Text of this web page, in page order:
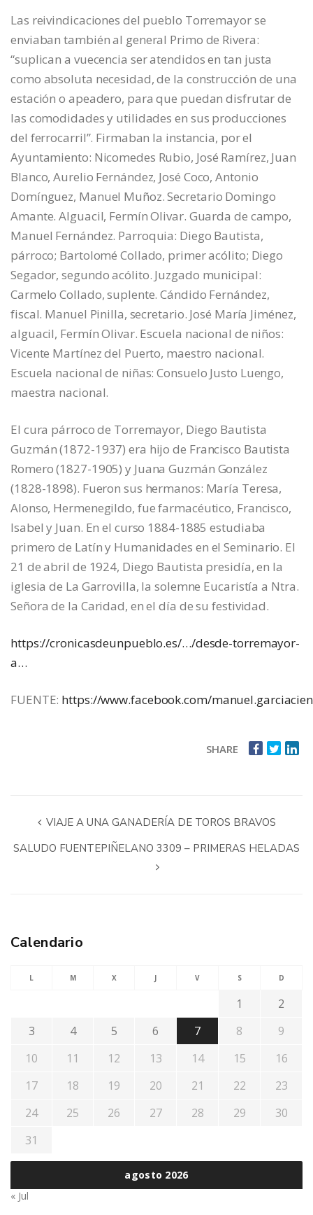
Las reivindicaciones del pueblo Torremayor se
enviaban también al general Primo de Rivera:
“suplican a vuecencia ser atendidos en tan justa
como absoluta necesidad, de la construcción de una
estación o apeadero, para que puedan disfrutar de
las comodidades y utilidades en sus producciones
del ferrocarril”. Firmaban la instancia, por el
Ayuntamiento: Nicomedes Rubio, José Ramírez, Juan
Blanco, Aurelio Fernández, José Coco, Antonio
Domínguez, Manuel Muñoz. Secretario Domingo
Amante. Alguacil, Fermín Olivar. Guarda de campo,
Manuel Fernández. Parroquia: Diego Bautista,
párroco; Bartolomé Collado, primer acólito; Diego
Segador, segundo acólito. Juzgado municipal:
Carmelo Collado, suplente. Cándido Fernández,
fiscal. Manuel Pinilla, secretario. José María Jiménez,
alguacil, Fermín Olivar. Escuela nacional de niños:
Vicente Martínez del Puerto, maestro nacional.
Escuela nacional de niñas: Consuelo Justo Luengo,
maestra nacional.
El cura párroco de Torremayor, Diego Bautista
Guzmán (1872-1937) era hijo de Francisco Bautista
Romero (1827-1905) y Juana Guzmán González
(1828-1898). Fueron sus hermanos: María Teresa,
Alonso, Hermenegildo, fue farmacéutico, Francisco,
Isabel y Juan. En el curso 1884-1885 estudiaba
primero de Latín y Humanidades en el Seminario. El
21 de abril de 1924, Diego Bautista presidía, en la
iglesia de La Garrovilla, la solemne Eucaristía a Ntra.
Señora de la Caridad, en el día de su festividad.
https://cronicasdeunpueblo.es/…/desde-torremayor-
a…
FUENTE: https://www.facebook.com/
SHARE
VIAJE A UNA GANADERÍA DE TOROS BRAVOS
SALUDO FUENTEPIÑELANO 3309 – PRIMERAS HELADAS
Calendario
agosto 2026
L M X J V S D
1
2
3
4 5 6 7 8
9
10
11 12 13 14 15
16
17
18 19 20 21 22
23
24
25 26 27 28 29
30
31
« Jul